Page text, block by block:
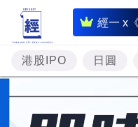
經一 x
即
時
財
經
專
題
港股IPO 日圓